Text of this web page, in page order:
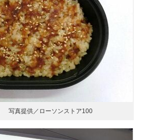
写真提供／ローソンストア100